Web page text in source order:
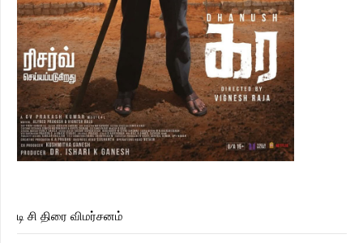
டி சி திரை விமர்சனம்